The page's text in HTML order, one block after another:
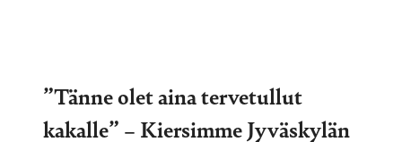
”Tänne olet aina tervetullut
kakalle” – Kiersimme Jyväskylän